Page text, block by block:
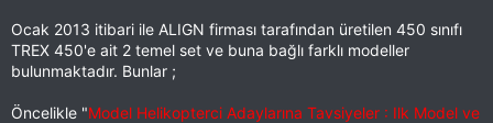
Ocak 2013 itibari ile ALIGN firması tarafından üretilen 450 sınıfı
TREX 450'e ait 2 temel set ve buna bağlı farklı modeller
bulunmaktadır. Bunlar ;
Öncelikle "Model Helikopterci Adaylarına Tavsiyeler : Ilk Model ve